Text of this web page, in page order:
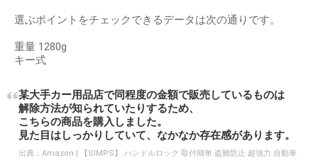
選ぶポイントをチェックできるデータは次の通りです。
重量 1280g
キー式
某大手カー用品店で同程度の金額で販売しているものは
解除方法が知られていたりするため、
こちらの商品を購入しました。
見た目はしっかりしていて、なかなか存在感があります。
出典： Amazon | 【SIMPS】 ハンドルロック 取付簡単 盗難防止 超強力 自動車